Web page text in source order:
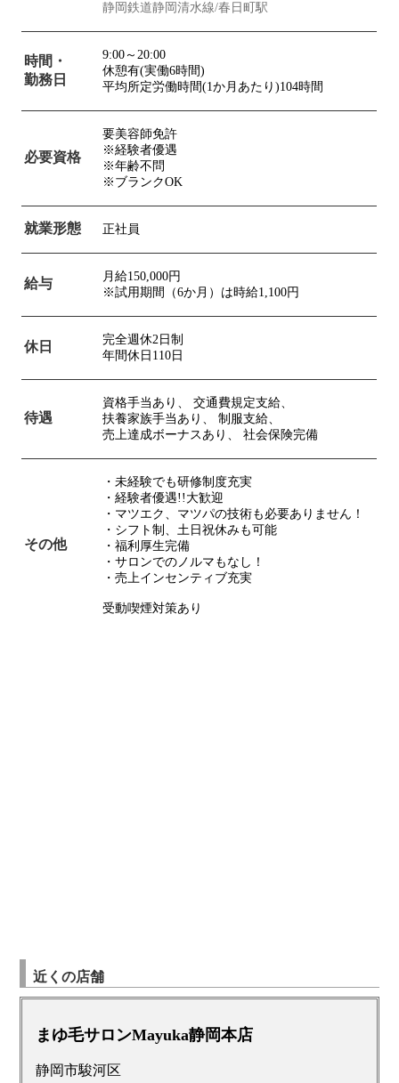
静岡鉄道静岡清水線/春日町駅
時間・
勤務日
9:00～20:00
休憩有(実働6時間)
平均所定労働時間(1か月あたり)104時間
必要資格
要美容師免許
※経験者優遇
※年齢不問
※ブランクOK
就業形態 正社員
給与
月給150,000円
※試用期間（6か月）は時給1,100円
休日
完全週休2日制
年間休日110日
待遇
資格手当あり、
交通費規定支給、
扶養家族手当あり、
制服支給、
売上達成ボーナスあり、
社会保険完備
その他
・未経験でも研修制度充実
・経験者優遇!!大歓迎
・マツエク、マツパの技術も必要ありません！
・シフト制、土日祝休みも可能
・福利厚生完備
・サロンでのノルマもなし！
・売上インセンティブ充実
受動喫煙対策あり
近くの店舗
まゆ毛サロンMayuka静岡本店
静岡市駿河区